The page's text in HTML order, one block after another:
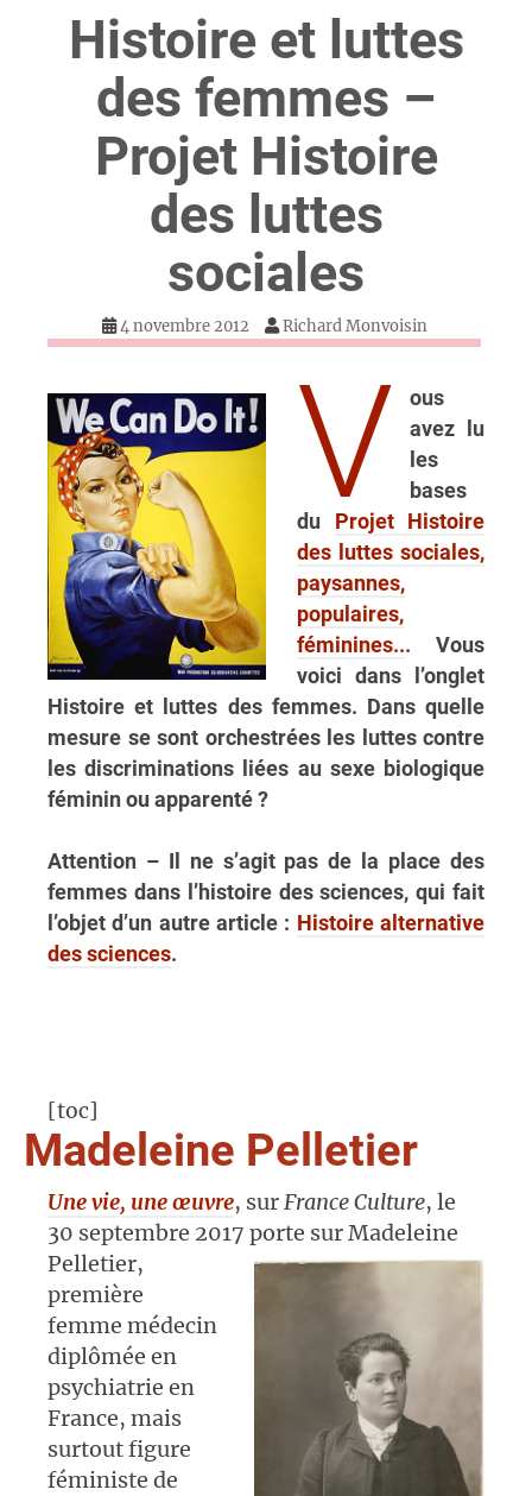
Histoire et luttes
des femmes –
Projet Histoire
des luttes
sociales
4 novembre 2012 Richard Monvoisin
V
ous
avez lu
les
bases
du
Projet Histoire
des luttes sociales,
paysannes,
populaires,
féminines... Vous
voici dans l’onglet
Histoire et luttes des femmes. Dans quelle
mesure se sont orchestrées les luttes contre
les discriminations liées au sexe biologique
féminin ou apparenté ?
Attention – Il ne s’agit pas de la place des
femmes dans l’histoire des sciences, qui fait
l’objet d’un autre article : Histoire alternative
des sciences.
[toc]
Madeleine Pelletier
Une vie, une œuvre, surFrance Culture, le
30 septembre 2017 porte sur Madeleine
Pelletier,
première
femme médecin
diplômée en
psychiatrie en
France, mais
surtout figure
féministe de